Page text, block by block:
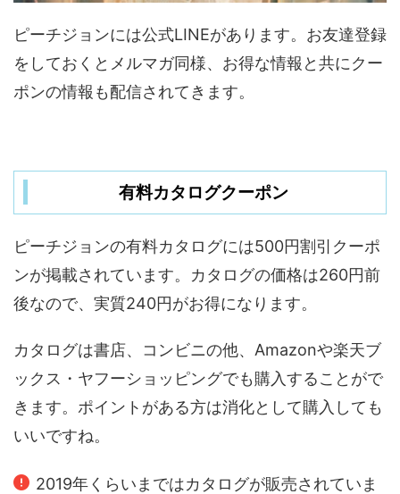
ピーチジョンには公式LINEがあります。お友達登録
をしておくとメルマガ同様、お得な情報と共にクー
ポンの情報も配信されてきます。
有料カタログクーポン
ピーチジョンの有料カタログには500円割引クーポ
ンが掲載されています。カタログの価格は260円前
後なので、実質240円がお得になります。
カタログは書店、コンビニの他、Amazonや楽天ブ
ックス・ヤフーショッピングでも購入することがで
きます。ポイントがある方は消化として購入しても
いいですね。
2019年くらいまではカタログが販売されていま